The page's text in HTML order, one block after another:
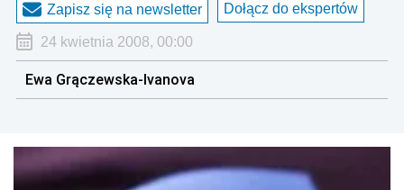
Zapisz się na newsletter Dołącz do ekspertów
24 kwietnia 2008, 00:00
Ewa Grączewska-Ivanova